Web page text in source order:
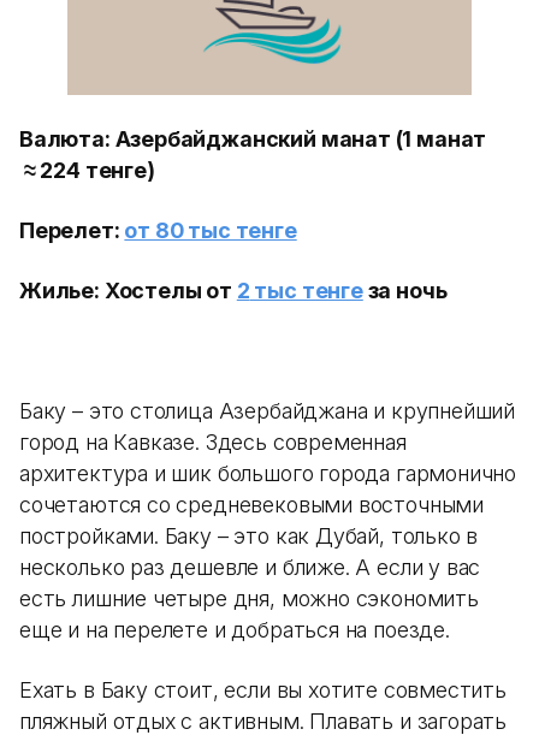
Валюта: Азербайджанский манат (1 манат
≈ 224 тенге)
Перелет: от 80 тыс тенге
Жилье: Хостелы от 2 тыс тенгеза ночь
Баку – это столица Азербайджана и крупнейший
город на Кавказе. Здесь современная
архитектура и шик большого города гармонично
сочетаются со средневековыми восточными
постройками. Баку – это как Дубай, только в
несколько раз дешевле и ближе. А если у вас
есть лишние четыре дня, можно сэкономить
еще и на перелете и добраться на поезде.
Ехать в Баку стоит, если вы хотите совместить
пляжный отдых с активным. Плавать и загорать